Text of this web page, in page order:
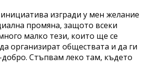
изгради у мен желание
промяна, защото всеки
малко тези, които ще се
организират обществата и да ги
Стъпвам леко там, където